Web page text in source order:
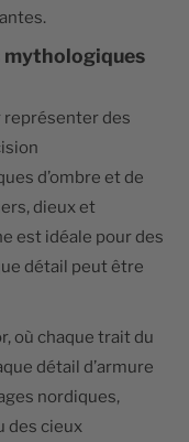
mythologiques
des
d’ombre et de
dieux et
est idéale pour des
détail peut être
où chaque trait du
détail d’armure
nordiques,
des cieux